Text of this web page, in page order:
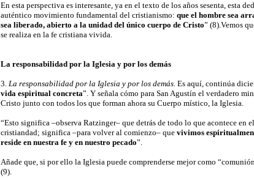
En esta perspectiva es interesante, ya en el texto de los años sesenta, esta
auténtico movimiento fundamental del cristianismo: que el hombre sea
sea liberado, abierto a la unidad del único cuerpo de Cristo” (8).Vemos
se realiza en la fe cristiana vivida.
La responsabilidad por la Iglesia y por los demás
3. La responsabilidad por la Iglesia y por los demás. Es aquí, continúa
vida espiritual concreta”. Y señala cómo para San Agustín el verdadero
Cristo junto con todos los que forman ahora su Cuerpo místico, la Iglesia.
“Esto significa –observa Ratzinger– que detrás de todo lo que acontece en
cristiandad; significa –para volver al comienzo– que vivimos
reside en nuestra fe y en nuestro pecado”.
Añade que, si por ello la Iglesia puede comprenderse mejor como
(9).